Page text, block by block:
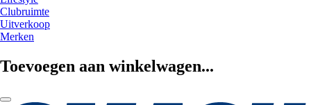
Clubruimte
Uitverkoop
Merken
Toevoegen aan winkelwagen...